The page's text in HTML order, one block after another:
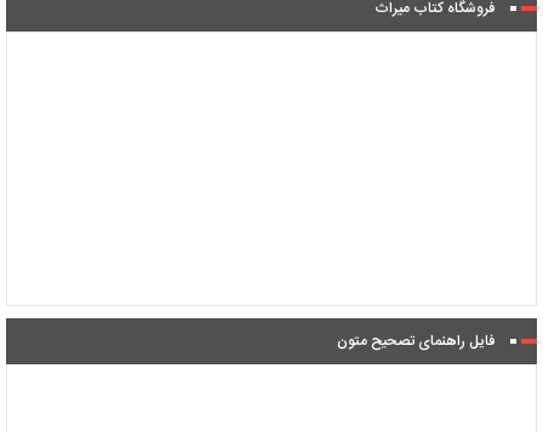
فروشگاه کتاب میراث
فایل راهنمای تصحیح متون